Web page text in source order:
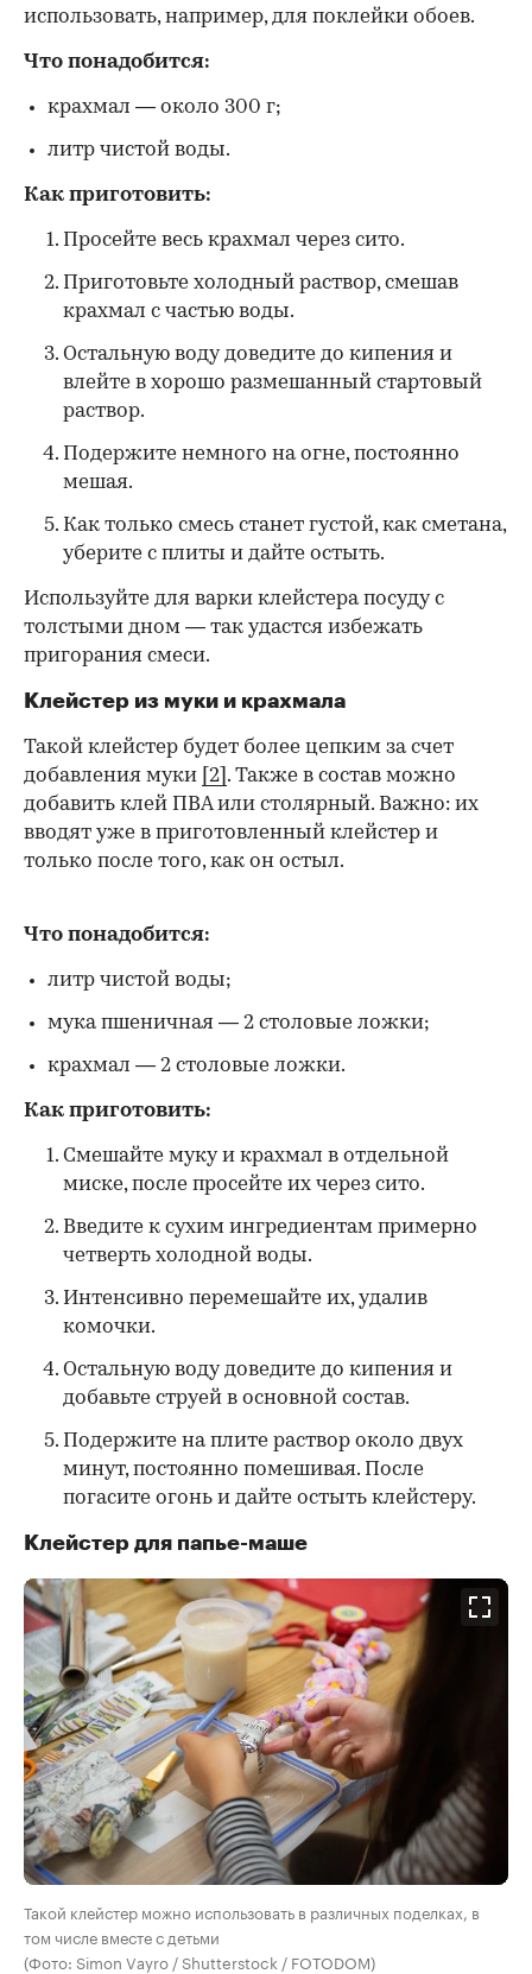
использовать, например, для поклейки обоев.
Что понадобится:
крахмал — около 300 г;
литр чистой воды.
Как приготовить:
Просейте весь крахмал через сито.
Приготовьте холодный раствор, смешав
крахмал с частью воды.
Остальную воду доведите до кипения и
влейте в хорошо размешанный стартовый
раствор.
Подержите немного на огне, постоянно
мешая.
Как только смесь станет густой, как сметана,
уберите с плиты и дайте остыть.
Используйте для варки клейстера посуду с
толстыми дном — так удастся избежать
пригорания смеси.
Клейстер из муки и крахмала
Такой клейстер будет более цепким за счет
добавления муки [2] . Также в состав можно
добавить клей ПВА или столярный. Важно: их
вводят уже в приготовленный клейстер и
только после того, как он остыл.
Что понадобится:
литр чистой воды;
мука пшеничная — 2 столовые ложки;
крахмал — 2 столовые ложки.
Как приготовить:
Смешайте муку и крахмал в отдельной
миске, после просейте их через сито.
Введите к сухим ингредиентам примерно
четверть холодной воды.
Интенсивно перемешайте их, удалив
комочки.
Остальную воду доведите до кипения и
добавьте струей в основной состав.
Подержите на плите раствор около двух
минут, постоянно помешивая. После
погасите огонь и дайте остыть клейстеру.
Клейстер для папье-маше
Такой клейстер можно использовать в различных поделках, в
том числе вместе с детьми
(Фото: Simon Vayro / Shutterstock / FOTODOM)